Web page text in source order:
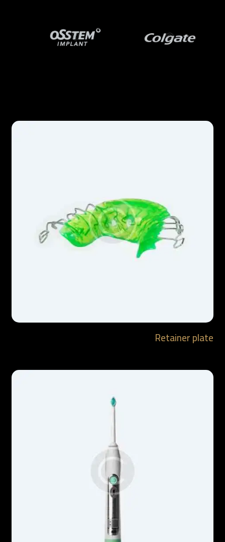
Retainer plate